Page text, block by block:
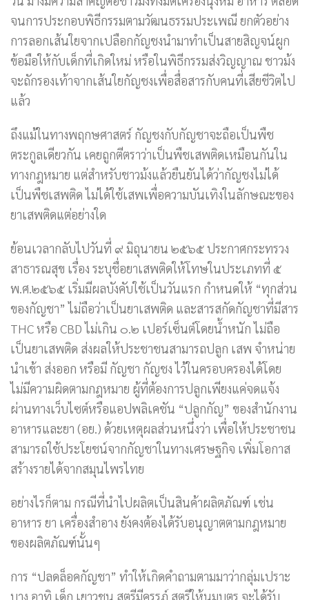
จนการประกอบพิธีกรรมตามวัฒนธรรมประเพณี ยกตัวอย่าง
การลอกเส้นใยจากเปลือกกัญชงนำมาทำเป็นสายสิญจน์ผูก
ข้อมือให้กับเด็กที่เกิดใหม่ หรือในพิธีกรรมส่งวิญญาณ ชาวม้ง
จะถักรองเท้าจากเส้นใยกัญชงเพื่อสื่อสารกับคนที่เสียชีวิตไป
แล้ว
ถึงแม้ในทางพฤกษศาสตร์ กัญชงกับกัญชาจะถือเป็นพืช
ตระกูลเดียวกัน เคยถูกตีตราว่าเป็นพืชเสพติดเหมือนกันใน
ทางกฎหมาย แต่สำหรับชาวม้งแล้วยืนยันได้ว่ากัญชงไม่ได้
เป็นพืชเสพติด ไม่ได้ใช้เสพเพื่อความบันเทิงในลักษณะของ
ยาเสพติดแต่อย่างใด
ย้อนเวลากลับไปวันที่ ๙ มิถุนายน ๒๕๖๕ ประกาศกระทรวง
สาธารณสุข เรื่อง ระบุชื่อยาเสพติดให้โทษในประเภทที่ ๕
พ.ศ.๒๕๖๕ เริ่มมีผลบังคับใช้เป็นวันแรก กำหนดให้ “ทุกส่วน
ของกัญชา” ไม่ถือว่าเป็นยาเสพติด และสารสกัดกัญชาที่มีสาร
THC หรือ CBD ไม่เกิน ๐.๒ เปอร์เซ็นต์โดยน้ำหนัก ไม่ถือ
เป็นยาเสพติด ส่งผลให้ประชาชนสามารถปลูก เสพ จำหน่าย
นำเข้า ส่งออก หรือมี กัญชา กัญชง ไว้ในครอบครองได้โดย
ไม่มีความผิดตามกฎหมาย ผู้ที่ต้องการปลูกเพียงแค่จดแจ้ง
ผ่านทางเว็บไซต์หรือแอปพลิเคชัน “ปลูกกัญ” ของสำนักงาน
อาหารและยา (อย.) ด้วยเหตุผลส่วนหนึ่งว่า เพื่อให้ประชาชน
สามารถใช้ประโยชน์จากกัญชาในทางเศรษฐกิจ เพิ่มโอกาส
สร้างรายได้จากสมุนไพรไทย
อย่างไรก็ตาม กรณีที่นำไปผลิตเป็นสินค้าผลิตภัณฑ์ เช่น
อาหาร ยา เครื่องสำอาง ยังคงต้องได้รับอนุญาตตามกฎหมาย
ของผลิตภัณฑ์นั้นๆ
การ “ปลดล็อคกัญชา” ทำให้เกิดคำถามตามมาว่ากลุ่มเปราะ
บาง อาทิ เด็ก เยาวชน สตรีมีครรภ์ สตรีให้นมบุตร จะได้รับ